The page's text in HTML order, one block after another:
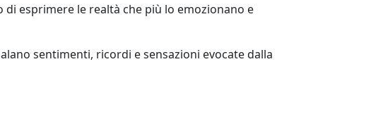
esprimere le realtà che più lo emozionano e
sentimenti, ricordi e sensazioni evocate dalla